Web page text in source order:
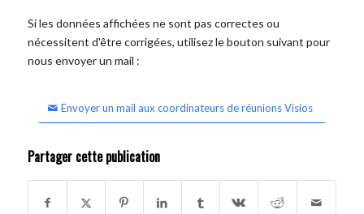
Si les données affichées ne sont pas correctes ou
nécessitent d'être corrigées, utilisez le bouton suivant pour
nous envoyer un mail :
Envoyer un mail aux coordinateurs de réunions Visios
Partager cette publication